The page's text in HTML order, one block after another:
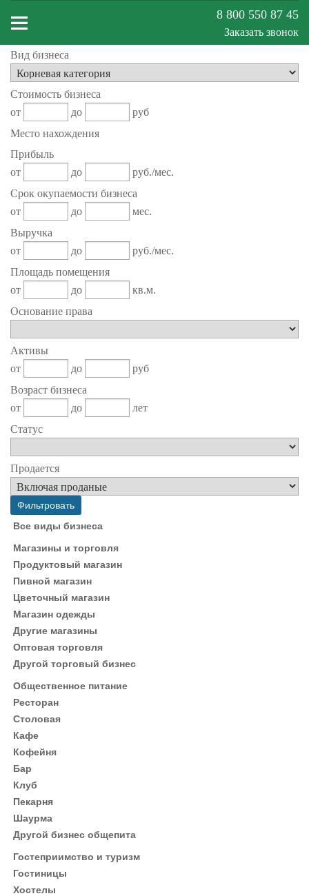
Меню
сайта
8 800 550 87 45
Заказать звонок
Вид бизнеса
Стоимость бизнеса
от
до
руб
Место нахождения
Прибыль
от
до
руб./мес.
Срок окупаемости бизнеса
от
до
мес.
Выручка
от
до
руб./мес.
Площадь помещения
от
до
кв.м.
Основание права
Активы
от
до
руб
Возраст бизнеса
от
до
лет
Статус
Продается
Все виды бизнеса
Магазины и торговля
Продуктовый магазин
Пивной магазин
Цветочный магазин
Магазин одежды
Другие магазины
Оптовая торговля
Другой торговый бизнес
Общественное питание
Ресторан
Столовая
Кафе
Кофейня
Бар
Клуб
Пекарня
Шаурма
Другой бизнес общепита
Гостеприимство и туризм
Гостиницы
Хостелы